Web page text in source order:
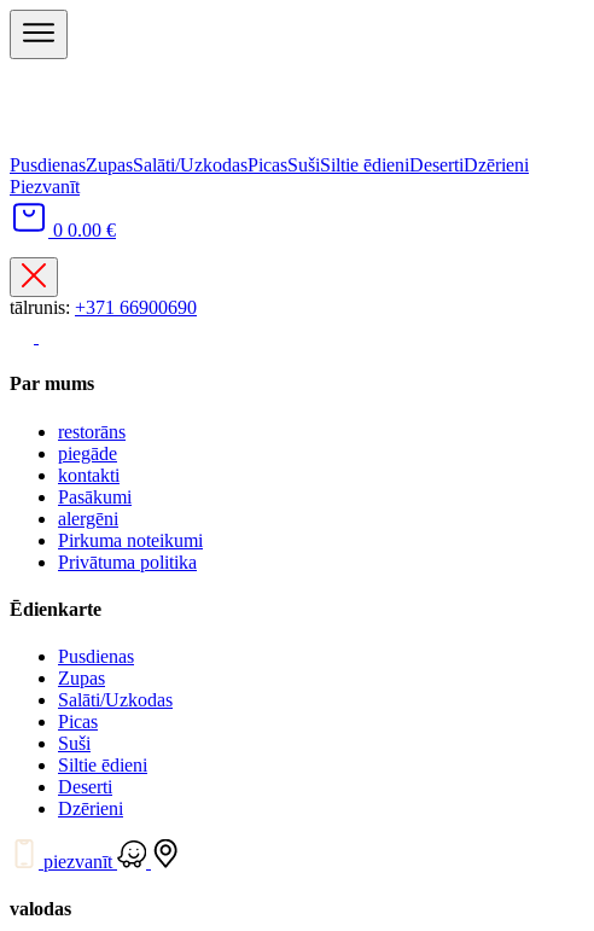
PusdienasZupasSalāti/UzkodasPicasSušiSiltie ēdieniDesertiDzērieni
Piezvanīt
0 0.00 €
tālrunis: +371 66900690
Par mums
restorāns
piegāde
kontakti
Pasākumi
alergēni
Pirkuma noteikumi
Privātuma politika
Ēdienkarte
Pusdienas
Zupas
Salāti/Uzkodas
Picas
Suši
Siltie ēdieni
Deserti
Dzērieni
piezvanīt
valodas